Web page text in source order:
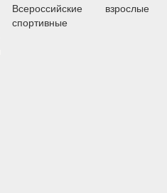
Всероссийские
спортивные
взрослые